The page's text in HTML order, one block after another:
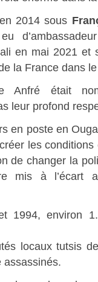
2014 sous
en mai 2021 et
la France dans
Anfré était
leur profond
en poste en
les conditions
de changer la
mis à l’écart
1994, environ
locaux tutsis
assassinés.